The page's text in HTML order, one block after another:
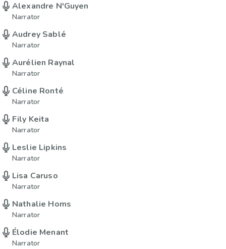
Alexandre N'Guyen
Narrator
Audrey Sablé
Narrator
Aurélien Raynal
Narrator
Céline Ronté
Narrator
Fily Keita
Narrator
Leslie Lipkins
Narrator
Lisa Caruso
Narrator
Nathalie Homs
Narrator
Élodie Menant
Narrator